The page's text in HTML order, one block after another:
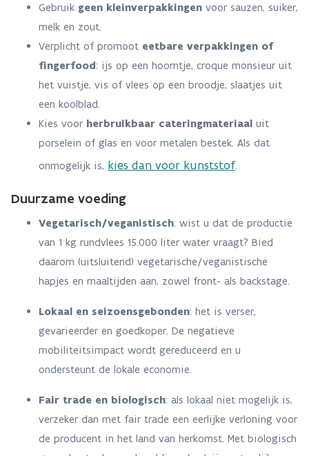
Gebruik geen kleinverpakkingen voor sauzen, suiker,
melk en zout.
Verplicht of promoot eetbare verpakkingen of
fingerfood: ijs op een hoorntje, croque monsieur uit
het vuistje, vis of vlees op een broodje, slaatjes uit
een koolblad.
Kies voor herbruikbaar cateringmateriaal uit
porselein of glas en voor metalen bestek. Als dat
onmogelijk is, kies dan voor kunststof.
Duurzame voeding
Vegetarisch/veganistisch: wist u dat de productie
van 1 kg rundvlees 15.000 liter water vraagt? Bied
daarom (uitsluitend) vegetarische/veganistische
hapjes en maaltijden aan, zowel front- als backstage.
Lokaal en seizoensgebonden: het is verser,
gevarieerder en goedkoper. De negatieve
mobiliteitsimpact wordt gereduceerd en u
ondersteunt de lokale economie.
Fair trade en biologisch: als lokaal niet mogelijk is,
verzeker dan met fair trade een eerlijke verloning voor
de producent in het land van herkomst. Met biologisch